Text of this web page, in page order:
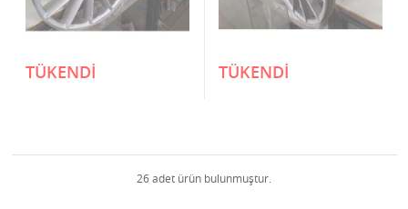
TÜKENDİ TÜKENDİ
26 adet ürün bulunmuştur.